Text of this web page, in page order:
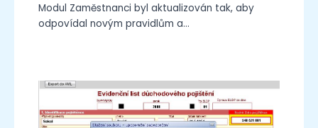
Modul Zaměstnanci byl aktualizován tak, aby
odpovídal novým pravidlům a…